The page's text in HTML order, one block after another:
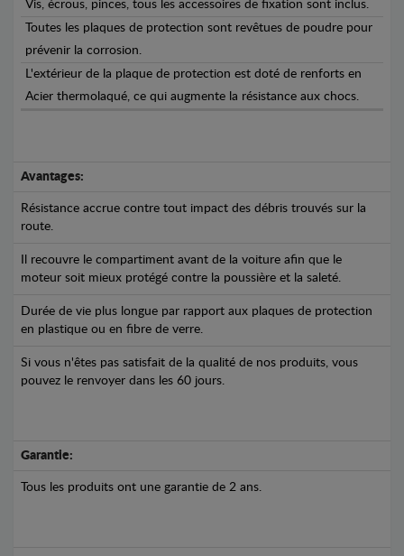
Vis, écrous, pinces, tous les accessoires de fixation sont inclus.
Toutes les plaques de protection sont revêtues de poudre pour
prévenir la corrosion.
L'extérieur de la plaque de protection est doté de renforts en
Acier thermolaqué, ce qui augmente la résistance aux chocs.
Avantages:
Résistance accrue contre tout impact des débris trouvés sur la
route.
Il recouvre le compartiment avant de la voiture afin que le
moteur soit mieux protégé contre la poussière et la saleté.
Durée de vie plus longue par rapport aux plaques de protection
en plastique ou en fibre de verre.
Si vous n'êtes pas satisfait de la qualité de nos produits, vous
pouvez le renvoyer dans les 60 jours.
Garantie:
Tous les produits ont une garantie de 2 ans.